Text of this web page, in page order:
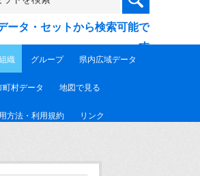
ータ・セットから検索可能で
す
織 グループ 県内広域データ
町村データ 地図で見る
方法・利用規約 リンク